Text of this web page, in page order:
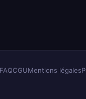
FAQCGUMentions légales